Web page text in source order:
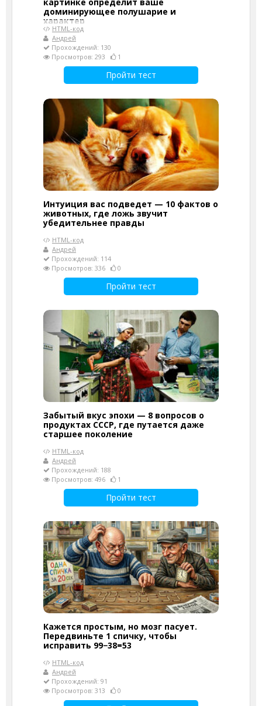
доминирующее полушарие и
характер
HTML-код
Андрей
Прохождений: 130
Просмотров: 293
1
Пройти тест
Интуиция вас подведет — 10 фактов о
животных, где ложь звучит
убедительнее правды
HTML-код
Андрей
Прохождений: 114
Просмотров: 336
0
Пройти тест
Забытый вкус эпохи — 8 вопросов о
продуктах СССР, где путается даже
старшее поколение
HTML-код
Андрей
Прохождений: 188
Просмотров: 496
1
Пройти тест
Кажется простым, но мозг пасует.
Передвиньте 1 спичку, чтобы
исправить 99−38=53
HTML-код
Андрей
Прохождений: 91
Просмотров: 313
0